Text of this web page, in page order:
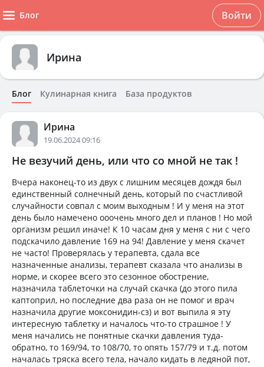
Блог Войти
Ирина
Блог Кулинарная книга База продуктов
Ирина
19.06.2024 09:16
Не везучий день, или что со мной не так !
Вчера наконец-то из двух с лишним месяцев дождя был
единственный солнечный день, который по счастливой
случайности совпал с моим выходным ! И у меня на этот
день было намечено ооочень много дел и планов ! Но мой
организм решил иначе! К 10 часам дня у меня с ни с чего
подскачило давление 169 на 94! Давление у меня скачет
не часто! Проверялась у терапевта, сдала все
назначенные анализы, терапевт сказала что анализы в
норме, и скорее всего это сезонное обострение,
назначила таблеточки на случай скачка (до этого пила
каптоприл, но последние два раза он не помог и врач
назначила другие моксонидин-сз) и вот выпила я эту
интересную таблетку и началось что-то страшное ! У
меня начались не понятные скачки давления туда-
обратно, то 169/94, то 108/70, то опять 157/79 и т.д. потом
началась тряска всего тела, начало кидать в ледяной пот,